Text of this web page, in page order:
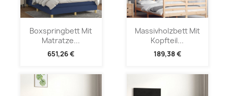
Boxspringbett Mit
Matratze...
651,26 €
Massivholzbett Mit
Kopfteil...
189,38 €